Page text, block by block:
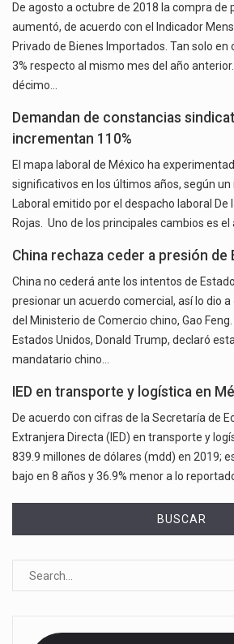
De agosto a octubre de 2018 la compra
aumentó, de acuerdo con el Indicador
Privado de Bienes Importados. Tan solo en
3% respecto al mismo mes del año
décimo…
Demandan de constancias
incrementan 110%
El mapa laboral de México ha
significativos en los últimos años, según
Laboral emitido por el despacho laboral De
Rojas. Uno de los principales cambios es el
China rechaza ceder a presión de
China no cederá ante los intentos de
presionar un acuerdo comercial, así lo dio
del Ministerio de Comercio chino, Gao
Estados Unidos, Donald Trump, declaró
mandatario chino…
IED en transporte y logística en
De acuerdo con cifras de la Secretaría de
Extranjera Directa (IED) en transporte y
839.9 millones de dólares (mdd) en 2019;
bajo en 8 años y 36.9% menor a lo
BUSCAR